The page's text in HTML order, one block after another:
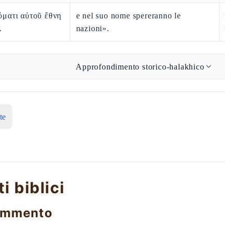
αὐτοῦ ἔθνη
e nel suo nome spereranno le
nazioni».
Approfondimento storico-halakhico
biblici